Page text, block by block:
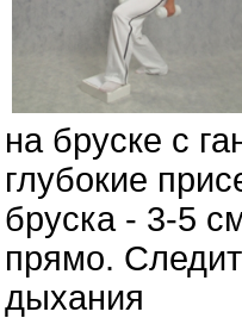
на бруске с
глубокие
бруска - 3-5
прямо.
дыхания